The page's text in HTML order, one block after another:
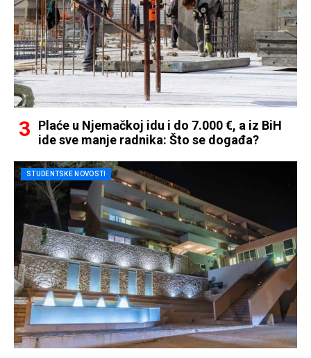
Plaće u Njemačkoj idu i do 7.000 €, a iz BiH
ide sve manje radnika: Što se događa?
STUDENTSKE NOVOSTI